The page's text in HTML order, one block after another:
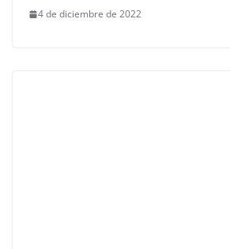
4 de diciembre de 2022